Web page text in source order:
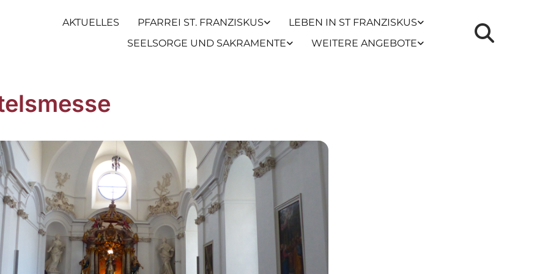
AKTUELLES PFARREI ST. FRANZISKUS
LEBEN IN ST FRANZISKUS
SEELSORGE UND SAKRAMENTE
WEITERE ANGEBOTE